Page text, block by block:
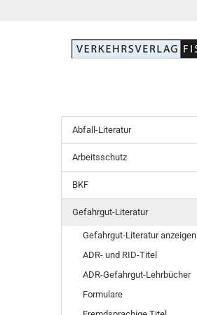
Abfall-Literatur
Arbeitsschutz
BKF
Gefahrgut-Literatur
Gefahrgut-Literatur anzeigen
ADR- und RID-Titel
ADR-Gefahrgut-Lehrbücher
Formulare